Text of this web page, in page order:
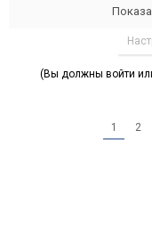
(Вы должны войти
1 2